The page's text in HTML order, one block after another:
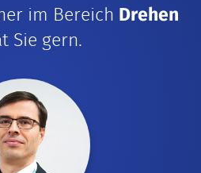
im Bereich Drehen
Sie gern.